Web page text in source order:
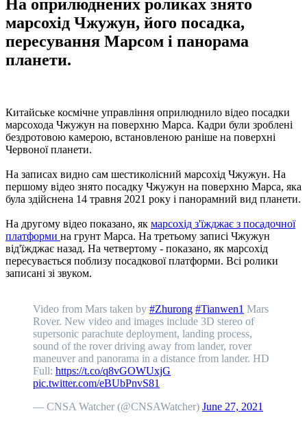
На оприлюднених роликах знято
марсохід Чжужун, його посадка,
пересування Марсом і панорама
планети.
Китайське космічне управління оприлюднило відео посадки
марсохода Чжужун на поверхню Марса. Кадри були зроблені
бездротовою камерою, встановленою раніше на поверхні
Червоної планети.
На записах видно сам шестиколісний марсохід Чжужун. На
першому відео знято посадку Чжужун на поверхню Марса, яка
була здійснена 14 травня 2021 року і панорамний вид планети.
На другому відео показано, як марсохід з'їжджає з посадочної
платформи на грунт Марса. На третьому записі Чжужун
від'їжджає назад. На четвертому - показано, як марсохід
пересувається поблизу посадкової платформи. Всі ролики
записані зі звуком.
Video from Mars taken by #Zhurong #Tianwen1 Mars
Rover. New video and images include 3D stereo of
supersonic parachute deployment, landing process,
sound of the rover driving away from lander, rover
maneuver and panorama in a distance from lander. HD
Full: https://t.co/q8vGOWUxjG
pic.twitter.com/eBUbPnvS81
— CNSA Watcher (@CNSAWatcher) June 27, 2021